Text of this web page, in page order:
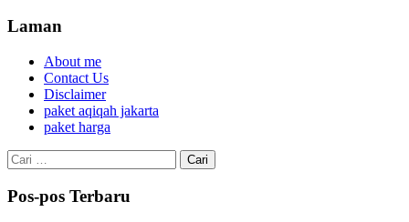
Laman
About me
Contact Us
Disclaimer
paket aqiqah jakarta
paket harga
Cari
untuk:
Pos-pos Terbaru